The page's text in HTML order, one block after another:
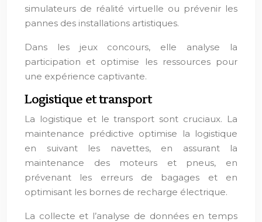
simulateurs de réalité virtuelle ou prévenir les
pannes des installations artistiques.
Dans les jeux concours, elle analyse la
participation et optimise les ressources pour
une expérience captivante.
Logistique et transport
La logistique et le transport sont cruciaux. La
maintenance prédictive optimise la logistique
en suivant les navettes, en assurant la
maintenance des moteurs et pneus, en
prévenant les erreurs de bagages et en
optimisant les bornes de recharge électrique.
La collecte et l’analyse de données en temps